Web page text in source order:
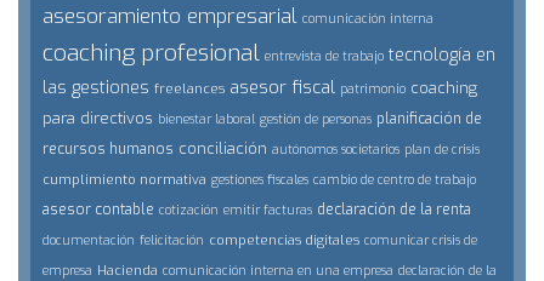
asesoramiento empresarial comunicación interna
coaching profesional entrevista de trabajo tecnología en
las gestiones freelances asesor fiscal patrimonio coaching
para directivos bienestar laboral gestión de personas planificación de
recursos humanos conciliación autónomos societarios plan de crisis
cumplimiento normativa gestiones fiscales cambio de centro de trabajo
asesor contable cotización emitir facturas declaración de la renta
documentación felicitación competencias digitales comunicar crisis de
empresa Hacienda comunicación interna en una empresa declaración de la